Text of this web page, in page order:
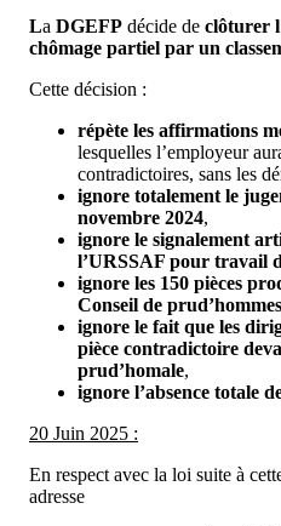
La DGEFP décide de clôturer
chômage partiel par un
Cette décision :
répète les affirmations
lesquelles l’employeur
contradictoires, sans les
ignore totalement le
novembre 2024,
ignore le signalement
l’URSSAF pour travail
ignore les 150 pièces
Conseil de prud’hommes
ignore le fait que les
pièce contradictoire
prud’homale,
ignore l’absence totale
20 Juin 2025 :
En respect avec la loi suite à
adresse